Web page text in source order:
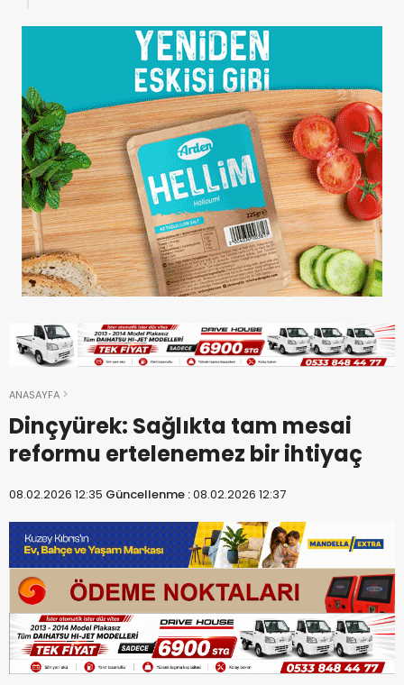
ANASAYFA
Dinçyürek: Sağlıkta tam mesai
reformu ertelenemez bir ihtiyaç
08.02.2026 12:35 Güncellenme :08.02.2026 12:37